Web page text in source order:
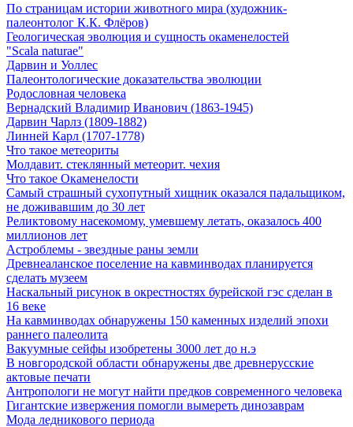
По страницам истории животного мира (художник-
палеонтолог К.К. Флёров)
Геологическая эволюция и сущность окаменелостей
"Scala naturae"
Дарвин и Уоллес
Палеонтологические доказательства эволюции
Родословная человека
Вернадский Владимир Иванович (1863-1945)
Дарвин Чарлз (1809-1882)
Линней Карл (1707-1778)
Что такое метеориты
Молдавит. стеклянный метеорит. чехия
Что такое Окаменелости
Самый страшный сухопутный хищник оказался падальщиком,
не доживавшим до 30 лет
Реликтовому насекомому, умевшему летать, оказалось 400
миллионов лет
Астроблемы - звездные раны земли
Древнеаланское поселение на кавминводах планируется
сделать музеем
Наскальный рисунок в окрестностях бурейской гэс сделан в
16 веке
На кавминводах обнаружены 150 каменных изделий эпохи
раннего палеолита
Вакуумные сейфы изобретены 3000 лет до н.э
В новгородской области обнаружены две древнерусские
актовые печати
Антропологи не могут найти предков современного человека
Гигантские извержения помогли вымереть динозаврам
Мода ледникового периода